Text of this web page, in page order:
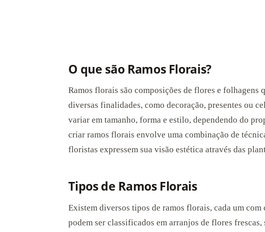
O que são Ramos Florais?
Ramos florais são composições de flores e folhagens
diversas finalidades, como decoração, presentes ou
variar em tamanho, forma e estilo, dependendo do
criar ramos florais envolve uma combinação de
floristas expressem sua visão estética através das
Tipos de Ramos Florais
Existem diversos tipos de ramos florais, cada um com
podem ser classificados em arranjos de flores